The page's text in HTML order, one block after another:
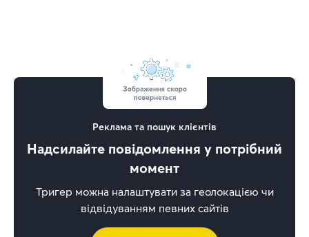
Реклама та пошук клієнтів
Надсилайте повідомлення у потрібний
момент
Тригер можна налаштувати за геолокацією чи
відвідуванням певних сайтів